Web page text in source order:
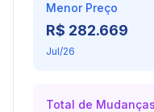
Menor Preço
R$ 282.669
Jul/26
Total de Mudanças